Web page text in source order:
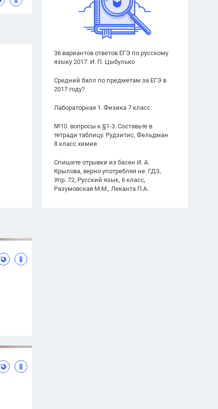
36 вариантов ответов ЕГЭ по русскому
языку 2017. И. П. Цыбулько
Средний балл по предметам за ЕГЭ в
2017 году?
Лабораторная 1. Физика 7 класс
№10. вопросы к §1-3. Составьте в
тетради таблицу. Рудзитис, Фельдман
8 класс химия
Спишите отрывки из басен И. А.
Крылова, верно употребляя не. ГДЗ,
Упр. 72, Русский язык, 6 класс,
Разумовская М.М., Леканта П.А.